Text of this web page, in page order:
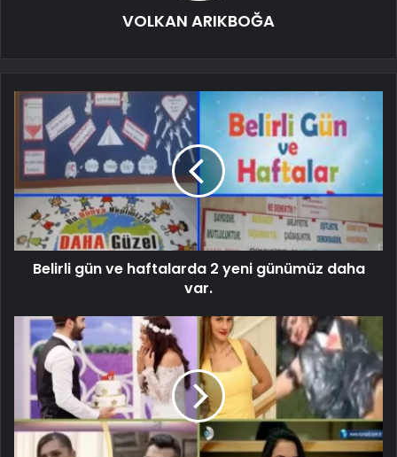
VOLKAN ARIKBOĞA
Belirli gün ve haftalarda 2 yeni günümüz daha
var.